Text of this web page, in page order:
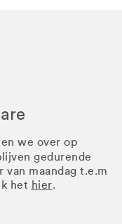
we over op
gedurende
maandag t.e.m
het hier.